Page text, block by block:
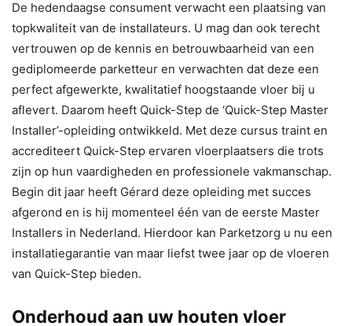
De hedendaagse consument verwacht een plaatsing van
topkwaliteit van de installateurs. U mag dan ook terecht
vertrouwen op de kennis en betrouwbaarheid van een
gediplomeerde parketteur en verwachten dat deze een
perfect afgewerkte, kwalitatief hoogstaande vloer bij u
aflevert. Daarom heeft Quick-Step de ‘Quick-Step Master
Installer’-opleiding ontwikkeld. Met deze cursus traint en
accrediteert Quick-Step ervaren vloerplaatsers die trots
zijn op hun vaardigheden en professionele vakmanschap.
Begin dit jaar heeft Gérard deze opleiding met succes
afgerond en is hij momenteel één van de eerste Master
Installers in Nederland. Hierdoor kan Parketzorg u nu een
installatiegarantie van maar liefst twee jaar op de vloeren
van Quick-Step bieden.
Onderhoud aan uw houten vloer